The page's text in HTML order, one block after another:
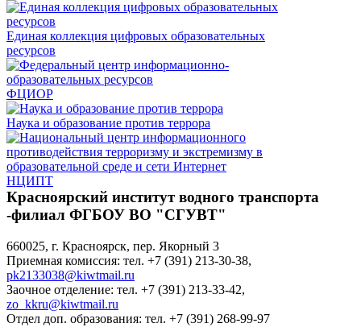
Единая коллекция цифровых образовательных
ресурсов
ФЦИОР
Наука и образование против террора
НЦИПТ
Красноярский институт водного транспорта
-филиал ФГБОУ ВО "СГУВТ"
660025, г. Красноярск, пер. Якорный 3
Приемная комиссия: тел. +7 (391) 213-30-38,
pk2133038@kiwtmail.ru
Заочное отделение: тел. +7 (391) 213-33-42,
zo_kkru@kiwtmail.ru
Отдел доп. образования: тел. +7 (391) 268-99-97